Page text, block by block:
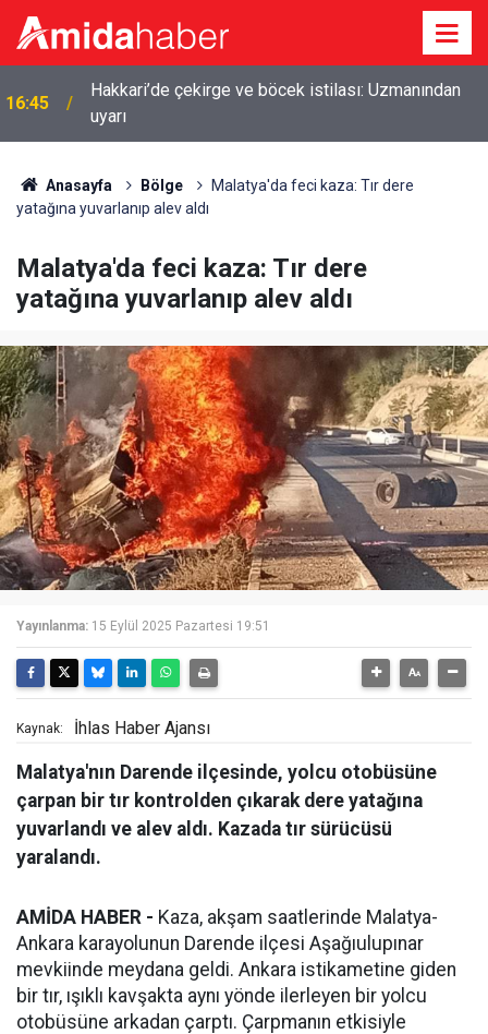
16:45
Hakkari’de çekirge ve böcek istilası: Uzmanından
uyarı
Anasayfa Bölge
Malatya'da feci kaza: Tır dere
yatağına yuvarlanıp alev aldı
Malatya'da feci kaza: Tır dere
yatağına yuvarlanıp alev aldı
Yayınlanma: 15 Eylül 2025 Pazartesi 19:51
Kaynak: İhlas Haber Ajansı
Malatya'nın Darende ilçesinde, yolcu otobüsüne
çarpan bir tır kontrolden çıkarak dere yatağına
yuvarlandı ve alev aldı. Kazada tır sürücüsü
yaralandı.
AMİDA HABER - Kaza, akşam saatlerinde Malatya-
Ankara karayolunun Darende ilçesi Aşağıulupınar
mevkiinde meydana geldi. Ankara istikametine giden
bir tır, ışıklı kavşakta aynı yönde ilerleyen bir yolcu
otobüsüne arkadan çarptı. Çarpmanın etkisiyle